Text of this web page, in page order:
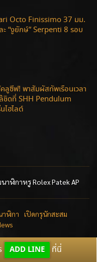
Octo Finissimo 37 มม.
ะ “งูยักษ์” Serpenti 8 รอบ
ลูซีฟ! พาสัมผัสทัพเรือนเวลา
ชิดที่ SHH Pendulum
ไฮไลต์
าฬิกาหรู Rolex Patek AP
าฬิกา
เปิดกรุนักสะสม
ADD LINE ที่นี่